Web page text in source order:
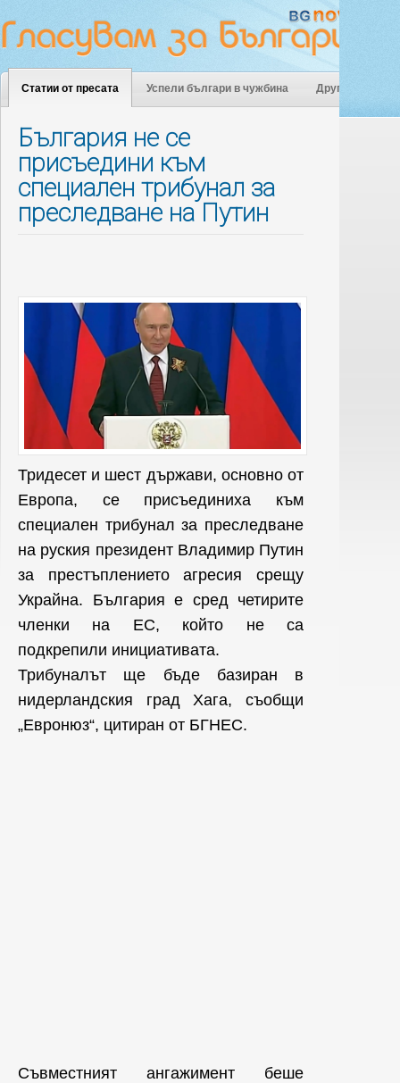
Статии от пресата Успели българи в чужбина Други
България не се
присъедини към
специален трибунал за
преследване на Путин
Тридесет и шест държави, основно от
Европа, се присъединиха към
специален трибунал за преследване
на руския президент Владимир Путин
за престъплението агресия срещу
Украйна. България е сред четирите
членки на ЕС, който не са
подкрепили инициативата.
Трибуналът ще бъде базиран в
нидерландския град Хага, съобщи
„Евронюз“, цитиран от БГНЕС.
Съвместният ангажимент беше